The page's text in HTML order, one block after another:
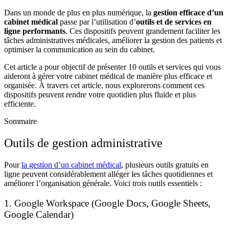
Dans un monde de plus en plus numérique, la gestion efficace d’un
cabinet médical passe par l’utilisation d’outils et de services en
ligne performants. Ces dispositifs peuvent grandement faciliter les
tâches administratives médicales, améliorer la gestion des patients et
optimiser la communication au sein du cabinet.
Cet article a pour objectif de présenter 10 outils et services qui vous
aideront à gérer votre cabinet médical de manière plus efficace et
organisée. À travers cet article, nous explorerons comment ces
dispositifs peuvent rendre votre quotidien plus fluide et plus
efficiente.
Sommaire
Outils de gestion administrative
Pourla gestion d’un cabinet médical, plusieurs outils gratuits en
ligne peuvent considérablement alléger les tâches quotidiennes et
améliorer l’organisation générale. Voici trois outils essentiels :
1. Google Workspace (Google Docs, Google Sheets,
Google Calendar)